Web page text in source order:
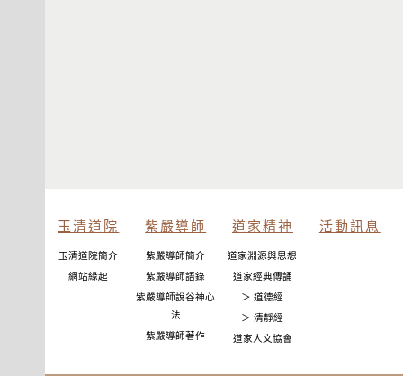
玉清道院
玉清道院簡介
網站緣起
紫嚴導師
紫嚴導師簡介
紫嚴導師語錄
紫嚴導師說谷神心
法
紫嚴導師著作
道家精神
道家淵源與思想
道家經典傳誦
＞ 道德經
＞ 清靜經
道家人文協會
活動訊息